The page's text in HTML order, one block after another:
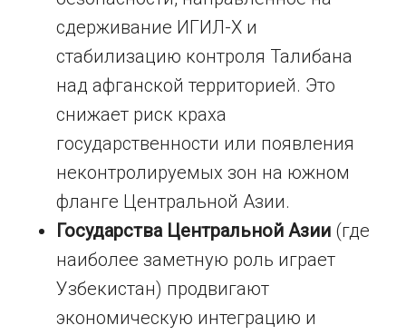
сдерживание ИГИЛ-Х и
стабилизацию контроля Талибана
над афганской территорией. Это
снижает риск краха
государственности или появления
неконтролируемых зон на южном
фланге Центральной Азии.
Государства Центральной Азии (где
наиболее заметную роль играет
Узбекистан) продвигают
экономическую интеграцию и